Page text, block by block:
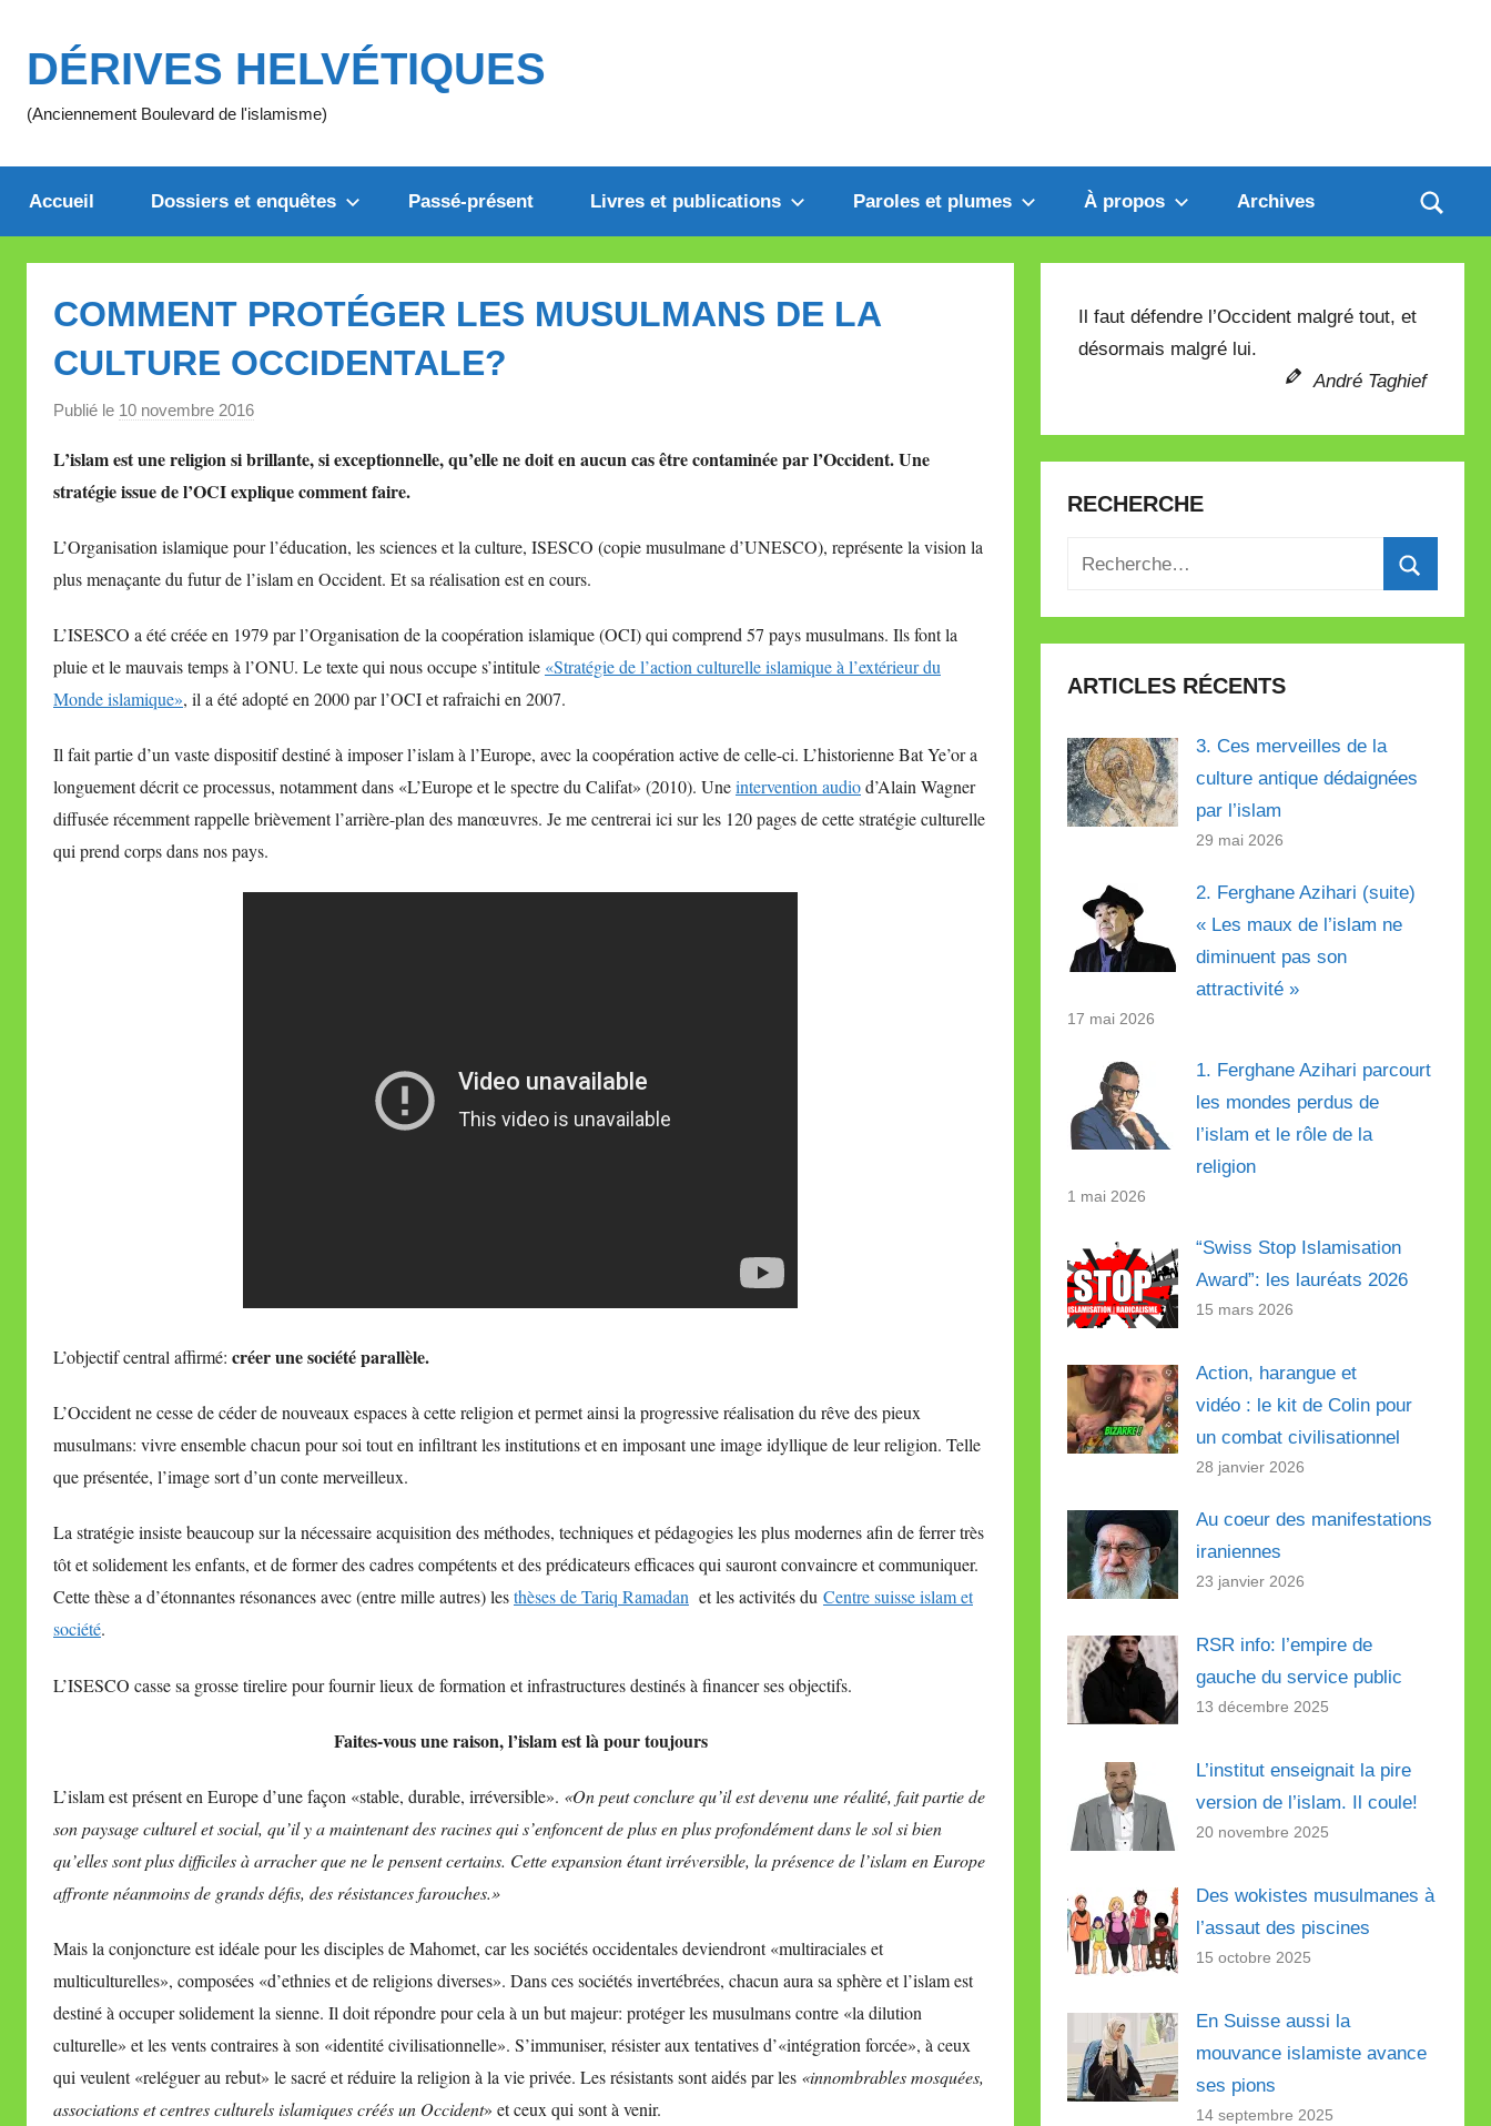
contenu
DÉRIVES HELVÉTIQUES
(Anciennement Boulevard de l'islamisme)
Accueil Dossiers et enquêtes Passé-présent Livres et publications Paroles et plumes À propos Archives
COMMENT PROTÉGER LES MUSULMANS DE LA
CULTURE OCCIDENTALE?
Publié le 10 novembre 2016
r
M
r
e
l
l
e
a
l
l
L’islam est une religion si brillante, si exceptionnelle, qu’elle ne doit en aucun cas être contaminée par l’Occident. Une
stratégie issue de l’OCI explique comment faire.
L’Organisation islamique pour l’éducation, les sciences et la culture, ISESCO (copie musulmane d’UNESCO), représente la vision la
plus menaçante du futur de l’islam en Occident. Et sa réalisation est en cours.
L’ISESCO a été créée en 1979 par l’Organisation de la coopération islamique (OCI) qui comprend 57 pays musulmans. Ils font la
pluie et le mauvais temps à l’ONU. Le texte qui nous occupe s’intitule «Stratégie de l’action culturelle islamique à l’extérieur du
Monde islamique», il a été adopté en 2000 par l’OCI et rafraichi en 2007.
Il fait partie d’un vaste dispositif destiné à imposer l’islam à l’Europe, avec la coopération active de celle-ci. L’historienne Bat Ye’or a
longuement décrit ce processus, notamment dans «L’Europe et le spectre du Califat» (2010). Uneintervention audiod’Alain Wagner
diffusée récemment rappelle brièvement l’arrière-plan des manœuvres. Je me centrerai ici sur les 120 pages de cette stratégie culturelle
qui prend corps dans nos pays.
L’objectif central affirmé: créer une société parallèle.
L’Occident ne cesse de céder de nouveaux espaces à cette religion et permet ainsi la progressive réalisation du rêve des pieux
musulmans: vivre ensemble chacun pour soi tout en infiltrant les institutions et en imposant une image idyllique de leur religion. Telle
que présentée, l’image sort d’un conte merveilleux.
La stratégie insiste beaucoup sur la nécessaire acquisition des méthodes, techniques et pédagogies les plus modernes afin de ferrer très
tôt et solidement les enfants, et de former des cadres compétents et des prédicateurs efficaces qui sauront convaincre et communiquer.
Cette thèse a d’étonnantes résonances avec (entre mille autres) lesthèses de Tariq Ramadan et les activités du Centre suisse islam et
société.
L’ISESCO casse sa grosse tirelire pour fournir lieux de formation et infrastructures destinés à financer ses objectifs.
Faites-vous une raison, l’islam est là pour toujours
L’islam est présent en Europe d’une façon «stable, durable, irréversible». «On peut conclure qu’il est devenu une réalité, fait partie de
son paysage culturel et social, qu’il y a maintenant des racines qui s’enfoncent de plus en plus profondément dans le sol si bien
qu’elles sont plus difficiles à arracher que ne le pensent certains. Cette expansion étant irréversible, la présence de l’islam en Europe
affronte néanmoins de grands défis, des résistances farouches.»
Mais la conjoncture est idéale pour les disciples de Mahomet, car les sociétés occidentales deviendront «multiraciales et
multiculturelles», composées «d’ethnies et de religions diverses». Dans ces sociétés invertébrées, chacun aura sa sphère et l’islam est
destiné à occuper solidement la sienne. Il doit répondre pour cela à un but majeur: protéger les musulmans contre «la dilution
culturelle» et les vents contraires à son «identité civilisationnelle». S’immuniser, résister aux tentatives d’«intégration forcée», à ceux
qui veulent «reléguer au rebut» le sacré et réduire la religion à la vie privée. Les résistants sont aidés par les «innombrables mosquées,
associations et centres culturels islamiques créés un Occident» et ceux qui sont à venir.
Il faut défendre l’Occident malgré tout, et
désormais malgré lui.
André Taghief
RECHERCHE
Recherche
:
ARTICLES RÉCENTS
3. Ces merveilles de la
culture antique dédaignées
par l’islam
29 mai 2026
2. Ferghane Azihari (suite)
« Les maux de l’islam ne
diminuent pas son
attractivité »
17 mai 2026
1. Ferghane Azihari parcourt
les mondes perdus de
l’islam et le rôle de la
religion
1 mai 2026
“Swiss Stop Islamisation
Award”: les lauréats 2026
15 mars 2026
Action, harangue et
vidéo : le kit de Colin pour
un combat civilisationnel
28 janvier 2026
Au coeur des manifestations
iraniennes
23 janvier 2026
RSR info: l’empire de
gauche du service public
13 décembre 2025
L’institut enseignait la pire
version de l’islam. Il coule!
20 novembre 2025
Des wokistes musulmanes à
l’assaut des piscines
15 octobre 2025
En Suisse aussi la
mouvance islamiste avance
ses pions
14 septembre 2025